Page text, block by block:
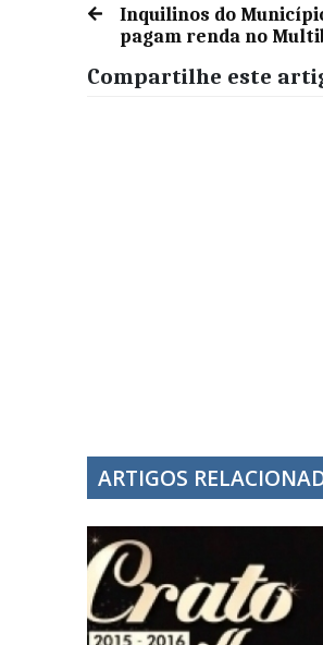
Inquilinos do
pagam renda no
Compartilhe este
ARTIGOS